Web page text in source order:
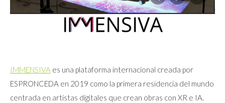
IMMENSIVA es una plataforma internacional creada por
ESPRONCEDA en 2019 como la primera residencia del mundo
centrada en artistas digitales que crean obras con XR e IA.